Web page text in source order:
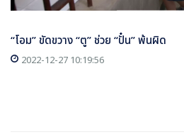
“โอม” ขัดขวาง “ตู” ช่วย “ปั๋น” พ้นผิด
2022-12-27 10:19:56